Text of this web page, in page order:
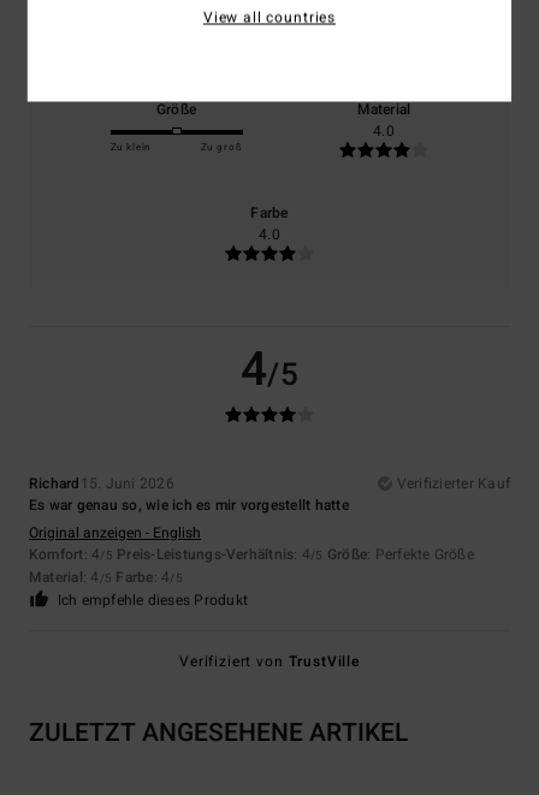
Preis-Leistungs-Verhältnis
Größe
Zu klein Zu groß
Material
4.0
Farbe
4.0
4/5
Richard 15. Juni 2026
Verifizierter Kauf
Es war genau so, wie ich es mir vorgestellt hatte
Original anzeigen - English
Komfort: 4/5 Preis-Leistungs-Verhältnis: 4/5 Größe: Perfekte Größe
Material: 4 /5 Farbe: 4/5
Ich empfehle dieses Produkt
Verifiziert von TrustVille
ZULETZT ANGESEHENE ARTIKEL
View all countries